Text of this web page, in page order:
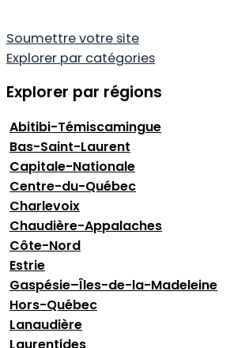
Soumettre votre site
Explorer par catégories
Explorer par régions
Abitibi-Témiscamingue
Bas-Saint-Laurent
Capitale-Nationale
Centre-du-Québec
Charlevoix
Chaudière-Appalaches
Côte-Nord
Estrie
Gaspésie–Îles-de-la-Madeleine
Hors-Québec
Lanaudière